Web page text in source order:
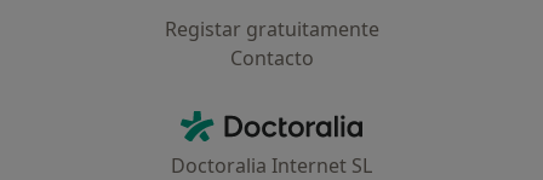
Registar gratuitamente
Contacto
Doctoralia - Homepage
Doctoralia Internet SL